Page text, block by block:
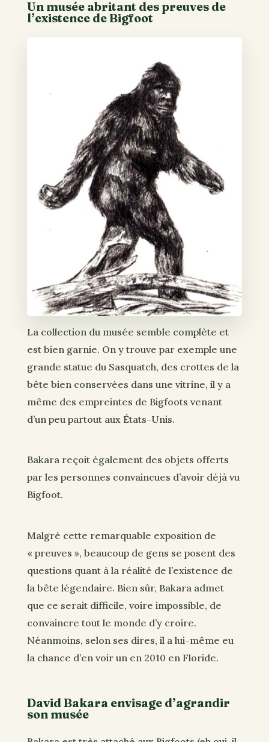
Un musée abritant des preuves de
l’existence de Bigfoot
La collection du musée semble complète et
est bien garnie. On y trouve par exemple une
grande statue du Sasquatch, des crottes de la
bête bien conservées dans une vitrine, il y a
même des empreintes de Bigfoots venant
d’un peu partout aux États-Unis.
Bakara reçoit également des objets offerts
par les personnes convaincues d’avoir déjà vu
Bigfoot.
Malgré cette remarquable exposition de
« preuves », beaucoup de gens se posent des
questions quant à la réalité de l’existence de
la bête légendaire. Bien sûr, Bakara admet
que ce serait difficile, voire impossible, de
convaincre tout le monde d’y croire.
Néanmoins, selon ses dires, il a lui-même eu
la chance d’en voir un en 2010 en Floride.
David Bakara envisage d’agrandir
son musée